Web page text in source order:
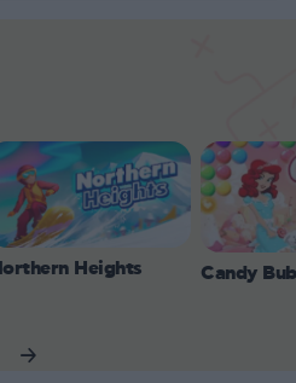
Heights Candy